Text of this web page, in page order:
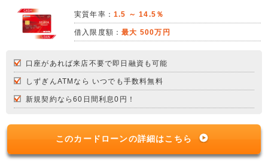
実質年率： 1.5 ～ 14.5％
借入限度額：最大 500万円
口座があれば来店不要で即日融資も可能
しずぎんATMなら いつでも手数料無料
新規契約なら60日間利息0円！
このカードローンの詳細はこちら